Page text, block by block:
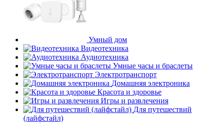
Умный дом
Видеотехника
Аудиотехника
Умные часы и браслеты
Электротранспорт
Домашняя электроника
Красота и здоровье
Игры и развлечения
Для путешествий
(лайфстайл)